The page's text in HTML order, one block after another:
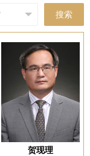
搜索
贺现理